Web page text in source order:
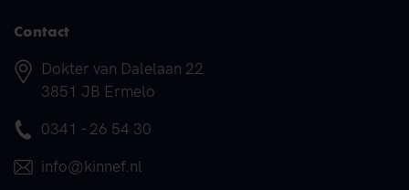
Contact
Adres
Dokter van Dalelaan 22
3851 JB Ermelo
Telefoonnummer
0341 - 26 54 30
E-mail
info@kinnef.nl